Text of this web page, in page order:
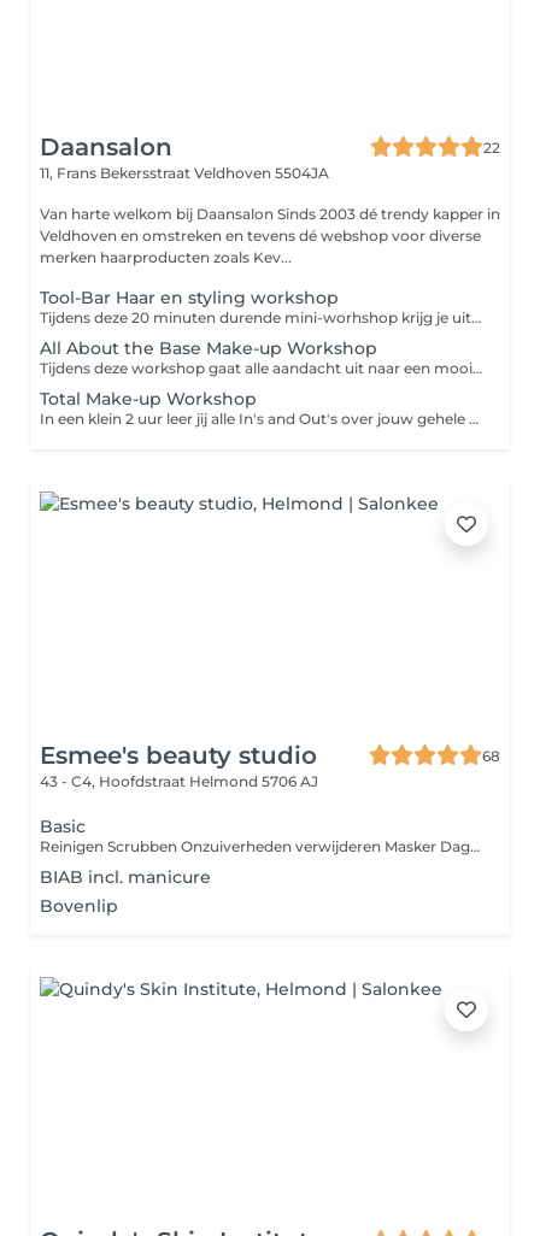
Daansalon
22
11, Frans Bekersstraat Veldhoven 5504JA
Van harte welkom bij Daansalon Sinds 2003 dé trendy kapper in
Veldhoven en omstreken en tevens dé webshop voor diverse
merken haarproducten zoals Kev...
Tool-Bar Haar en styling workshop
Tijdens deze 20 minuten durende mini-worhshop krijg je uitleg over verschillende warmtetools en hoe je deze op de juiste manier gebruikt. Tevens is er tijd om deze bij jezelf of een Doll-Head uit te proberen. Voor deze workshop wordt is een vooraf betaling verplicht, hiervoor wordt automatisch contact met u opgenomen.
All About the Base Make-up Workshop
Tijdens deze workshop gaat alle aandacht uit naar een mooie huidmake-up. Leer alles over de basis van huid-verbeterende en beschermende minerale make-up van Bellapierre en/ of Pupa milano het aanbrengen hiervan. Alles wordt stap voor stap uitgelegd waarna je natuurlijk zelf aan de slag gaat met het het aanbrengen hiervan. Voor deze workshop wordt is een vooraf betaling verplicht, hiervoor wordt automatisch contact met u opgenomen.
Total Make-up Workshop
In een klein 2 uur leer jij alle In's and Out's over jouw gehele make-up routine en hoe je deze zelf kunt toepassen. Geheel persoonlijk en op maat op jou wensen, huidtype en kleurtype afgestemd. Je kunt kiezen uit gewone of make-up op basis van mineralen of zelf een combinatie hiervan. Voor deze workshop wordt is een vooraf betaling verplicht, hiervoor wordt automatisch contact met u opgenomen.
Esmee's beauty studio
68
43 - C4, Hoofdstraat Helmond 5706 AJ
Basic
Reinigen Scrubben Onzuiverheden verwijderen Masker Dagcreme Deelbehandelingen zoals epileren, verven, peelings of bindweefselmassage zijn bij te boeken.
BIAB incl. manicure
Bovenlip